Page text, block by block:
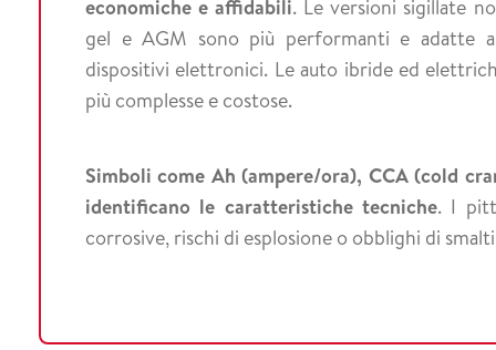
economiche e affidabili. Le versioni sigillate
gel e AGM sono più performanti e adatte
dispositivi elettronici. Le auto ibride ed
più complesse e costose.
Simboli come Ah (ampere/ora), CCA (cold
identificano le caratteristiche tecniche. I
corrosive, rischi di esplosione o obblighi di